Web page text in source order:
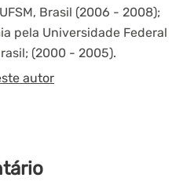
Brasil (2006 - 2008);
pela Universidade Federal
(2000 - 2005).
autor